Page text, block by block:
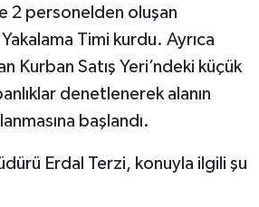
2 personelden oluşan
Timi kurdu. Ayrıca
Kurban Satış Yeri’ndeki küçük
denetlenerek alanın
başlandı.
Erdal Terzi, konuyla ilgili şu